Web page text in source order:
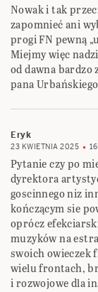
Nowak i tak
zapomnieć ani
progi FN pewną
Miejmy więc
od dawna bardzo
pana
Eryk
23 KWIETNIA 2025
Pytanie czy po
dyrektora
goscinnego niz
kończącym sie
oprócz
muzyków na
swoich owieczek
wielu frontach,
i rozwojowe dla